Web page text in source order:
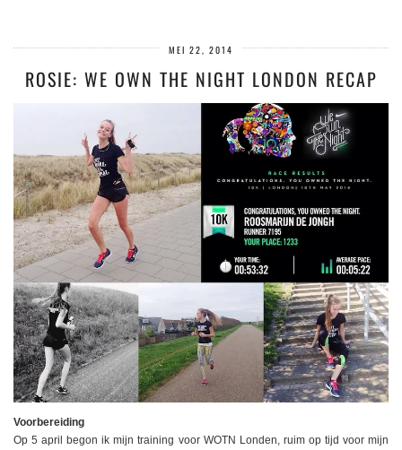
MEI 22, 2014
ROSIE: WE OWN THE NIGHT LONDON RECAP
Voorbereiding
Op 5 april begon ik mijn training voor WOTN Londen, ruim op tijd voor mijn